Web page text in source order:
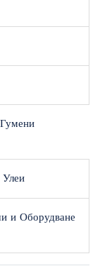
Улеи
и Оборудване